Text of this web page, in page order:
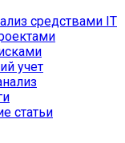
средствами IT
учет
статьи